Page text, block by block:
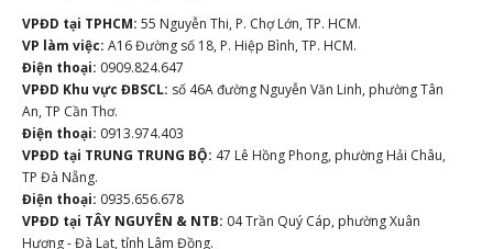
VPĐD tại TPHCM: 55 Nguyễn Thi, P. Chợ Lớn, TP. HCM.
VP làm việc: A16 Đường số 18, P. Hiệp Bình, TP. HCM.
Điện thoại: 0909.824.647
VPĐD Khu vực ĐBSCL: số 46A đường Nguyễn Văn Linh, phường Tân
An, TP Cần Thơ.
Điện thoại: 0913.974.403
VPĐD tại TRUNG TRUNG BỘ: 47 Lê Hồng Phong, phường Hải Châu,
TP Đà Nẵng.
Điện thoại: 0935.656.678
VPĐD tại TÂY NGUYÊN & NTB: 04 Trần Quý Cáp, phường Xuân
Hương - Đà Lạt, tỉnh Lâm Đồng.